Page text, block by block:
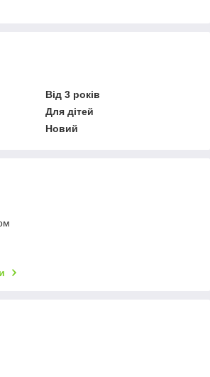
Від 3 років
Для дітей
Новий